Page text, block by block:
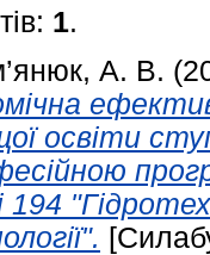
1.
А. В.
освіти
194